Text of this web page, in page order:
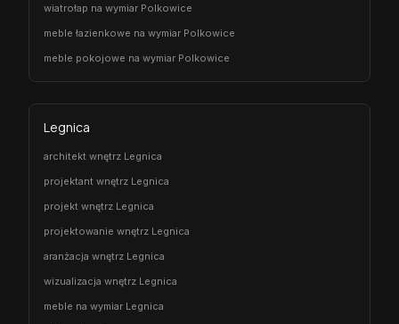
wiatrołap na wymiar Polkowice
meble łazienkowe na wymiar Polkowice
meble pokojowe na wymiar Polkowice
Legnica
architekt wnętrz Legnica
projektant wnętrz Legnica
projekt wnętrz Legnica
projektowanie wnętrz Legnica
aranżacja wnętrz Legnica
wizualizacja wnętrz Legnica
meble na wymiar Legnica